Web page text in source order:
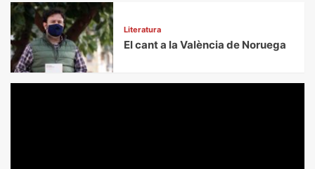
Literatura
El cant a la València de Noruega